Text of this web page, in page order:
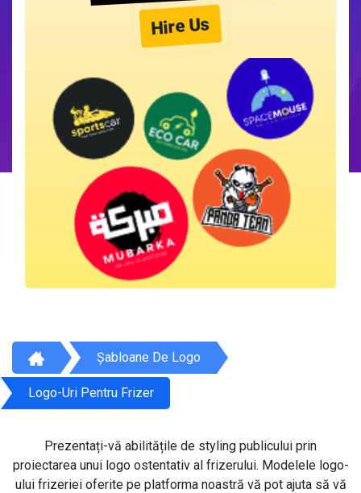
Hire Us
Șabloane De Logo
Logo-Uri Pentru Frizer
Prezentați-vă abilitățile de styling publicului prin
proiectarea unui logo ostentativ al frizerului. Modelele logo-
ului frizeriei oferite pe platforma noastră vă pot ajuta să vă